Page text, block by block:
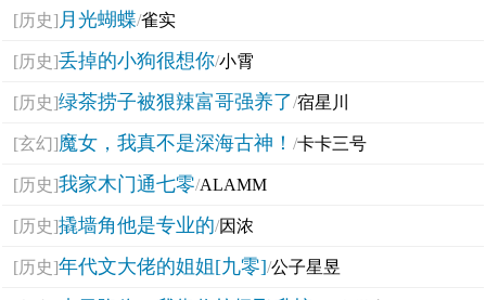
[历史] 月光蝴蝶/雀实
[历史]丢掉的小狗很想你/小霄
[历史]绿茶捞子被狠辣富哥强养了/宿星川
[玄幻]魔女，我真不是深海古神！/卡卡三号
[历史]我家木门通七零/ALAMM
[历史]撬墙角他是专业的/因浓
[历史]年代文大佬的姐姐[九零]/公子星昱